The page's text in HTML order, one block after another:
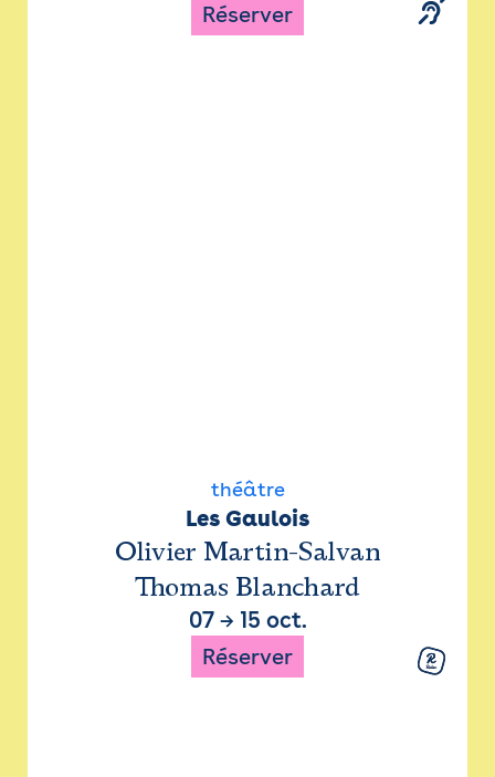
Réserver
théâtre
Les Gaulois
Olivier Martin-Salvan
Thomas Blanchard
07→ 15 oct.
Réserver